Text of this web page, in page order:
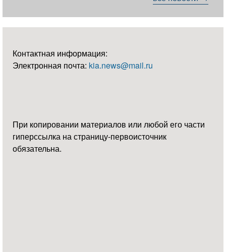
Контактная информация:
Электронная почта: kia.news@mail.ru
При копировании материалов или любой его части
гиперссылка на страницу-первоисточник
обязательна.